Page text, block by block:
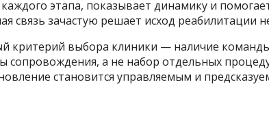
этапа, показывает динамику и
связь зачастую решает исход реабилитации
критерий выбора клиники — наличие
сопровождения, а не набор отдельных
становится управляемым и